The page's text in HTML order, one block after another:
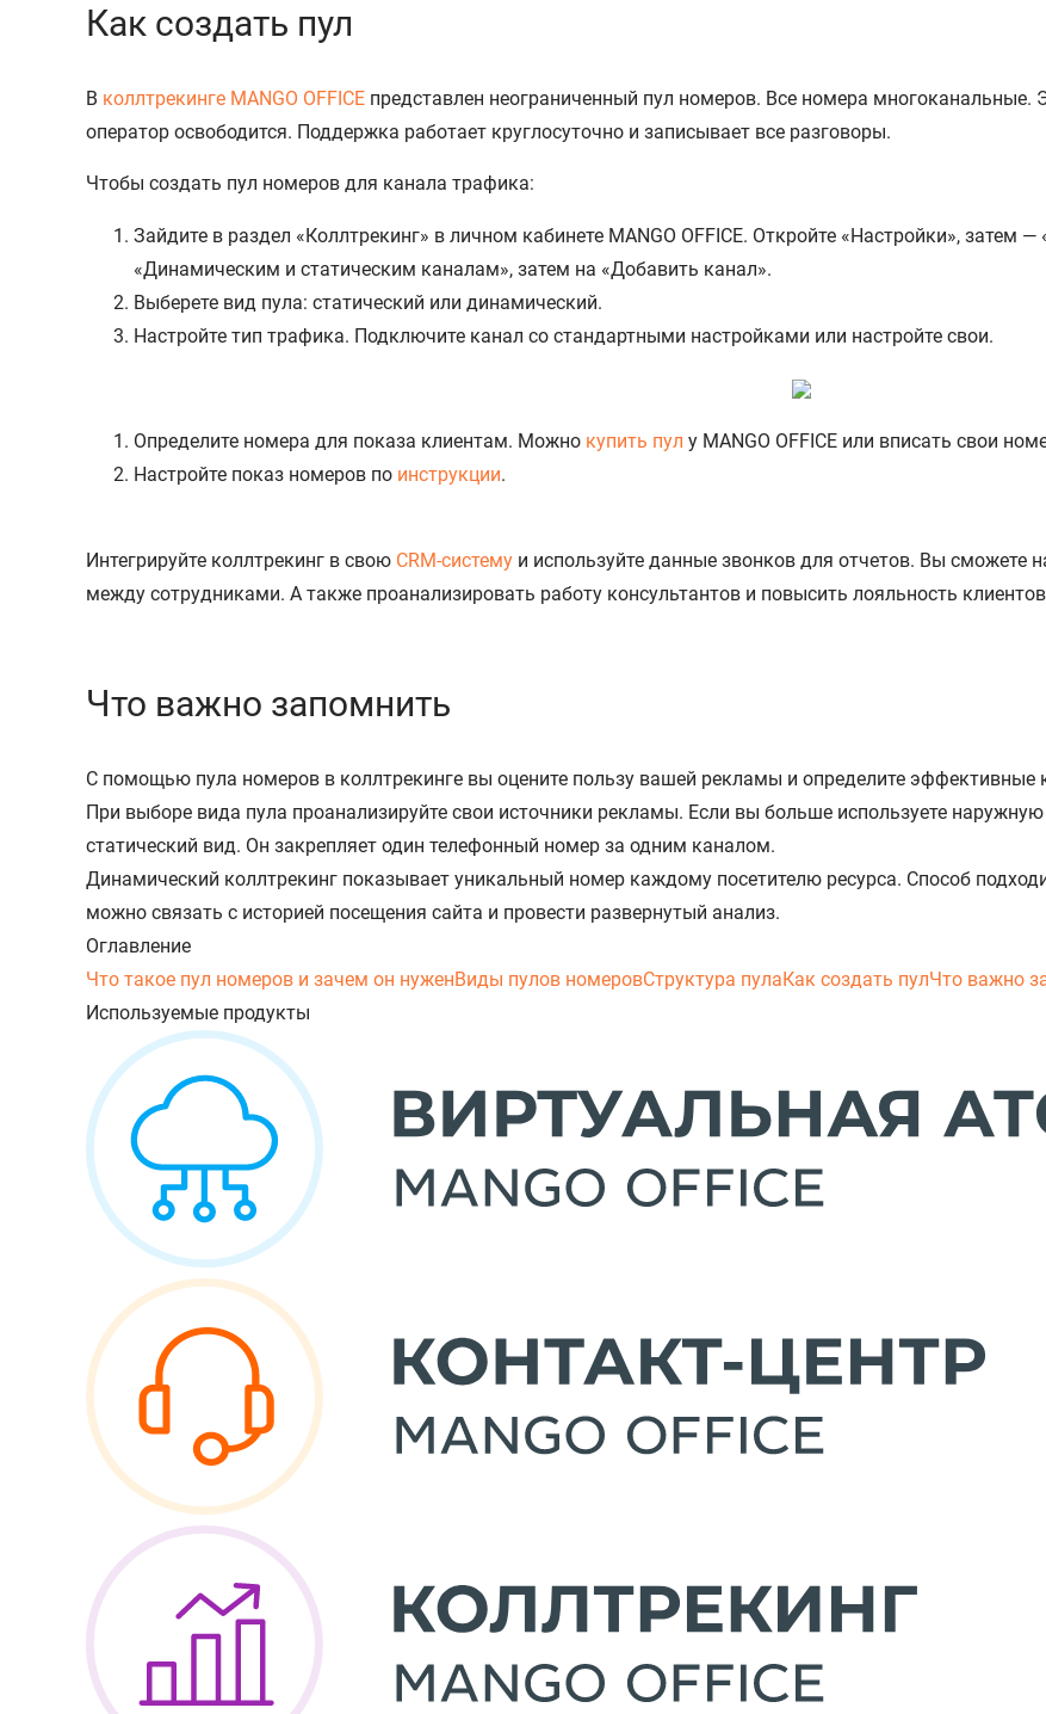
Как создать пул
В коллтрекинге MANGO OFFICE представлен неограниченный пул номеров. Все номера многоканальные.
оператор освободится. Поддержка работает круглосуточно и записывает все разговоры.
Чтобы создать пул номеров для канала трафика:
Зайдите в раздел «Коллтрекинг» в личном кабинете MANGO OFFICE. Откройте «Настройки», затем
«Динамическим и статическим каналам», затем на «Добавить канал».
Выберете вид пула: статический или динамический.
Настройте тип трафика. Подключите канал со стандартными настройками или настройте свои.
Определите номера для показа клиентам. Можно купить пул у MANGO OFFICE или вписать свои
Настройте показ номеров по инструкции.
Интегрируйте коллтрекинг в свою CRM-систему и используйте данные звонков для отчетов. Вы сможете
между сотрудниками. А также проанализировать работу консультантов и повысить лояльность
Что важно запомнить
С помощью пула номеров в коллтрекинге вы оцените пользу вашей рекламы и определите эффективные
При выборе вида пула проанализируйте свои источники рекламы. Если вы больше используете
статический вид. Он закрепляет один телефонный номер за одним каналом.
Динамический коллтрекинг показывает уникальный номер каждому посетителю ресурса. Способ
можно связать с историей посещения сайта и провести развернутый анализ.
Оглавление
Что такое пул номеров и зачем он нуженВиды пулов номеровСтруктура пулаКак создать пулЧто важно
Используемые продукты